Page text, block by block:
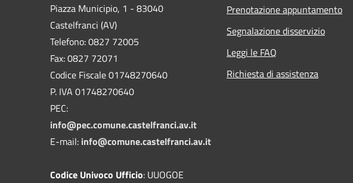
Piazza Municipio, 1 - 83040
Castelfranci (AV)
Telefono: 0827 72005
Fax: 0827 72071
Codice Fiscale 01748270640
P. IVA 01748270640
PEC:
info@pec.comune.castelfranci.av.it
E-mail: info@comune.castelfranci.av.it
Codice Univoco Ufficio: UUOGOE
Prenotazione appuntamento
Segnalazione disservizio
Leggi le FAQ
Richiesta di assistenza